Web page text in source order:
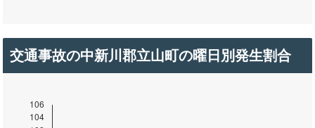
交通事故の中新川郡立山町の曜日別発生割合